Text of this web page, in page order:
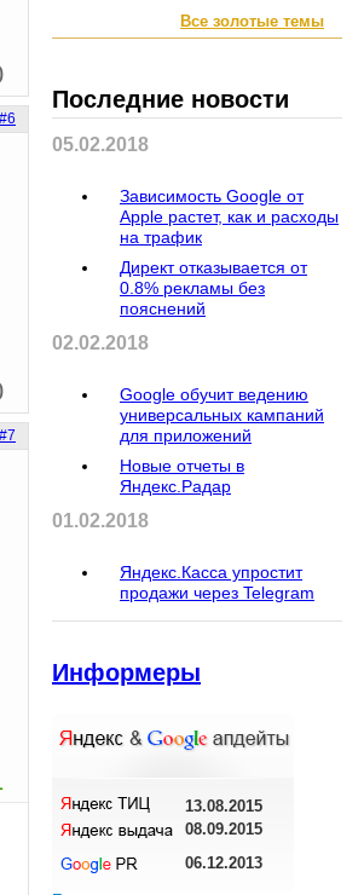
#6
#7
Все золотые темы
Последние новости
05.02.2018
Зависимость Google от
Apple растет, как и расходы
на трафик
Директ отказывается от
0.8% рекламы без
пояснений
02.02.2018
Google обучит ведению
универсальных кампаний
для приложений
Новые отчеты в
Яндекс.Радар
01.02.2018
Яндекс.Касса упростит
продажи через Telegram
Информеры
13.08.2015
08.09.2015
06.12.2013